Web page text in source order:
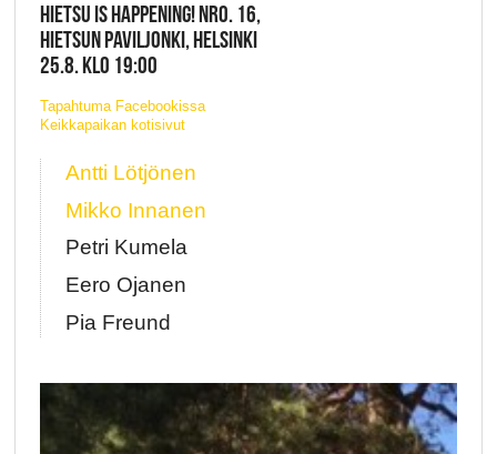
HIETSU IS HAPPENING! NRO. 16,
HIETSUN PAVILJONKI, HELSINKI
25.8. KLO 19:00
Tapahtuma Facebookissa
Keikkapaikan kotisivut
Antti Lötjönen
Mikko Innanen
Petri Kumela
Eero Ojanen
Pia Freund